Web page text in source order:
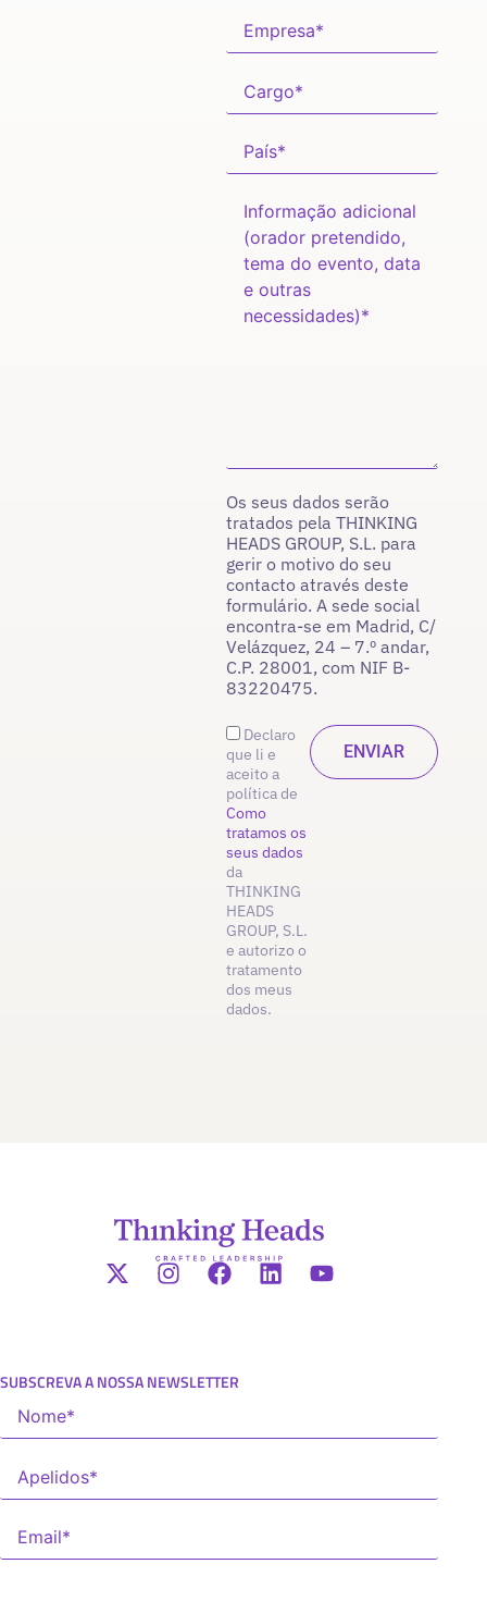
Os seus dados serão
tratados pela THINKING
HEADS GROUP, S.L. para
gerir o motivo do seu
contacto através deste
formulário. A sede social
encontra-se em Madrid, C/
Velázquez, 24 – 7.º andar,
C.P. 28001, com NIF B-
83220475.
Declaro
que li e
aceito a
política de
Como
tratamos os
seus dados
da
THINKING
HEADS
GROUP, S.L.
e autorizo o
tratamento
dos meus
dados.
SUBSCREVA A NOSSA NEWSLETTER